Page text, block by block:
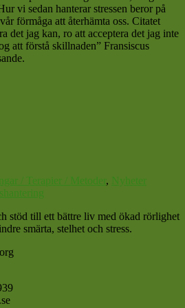
vi sedan hanterar stressen beror på
förmåga att återhämta oss. Citatet
det jag kan, ro att acceptera det jag inte
att förstå skillnaden” Fransiscus
/ Terapier / Metoder, Nyheter
stöd till ett bättre liv med ökad rörlighet
smärta, stelhet och stress.